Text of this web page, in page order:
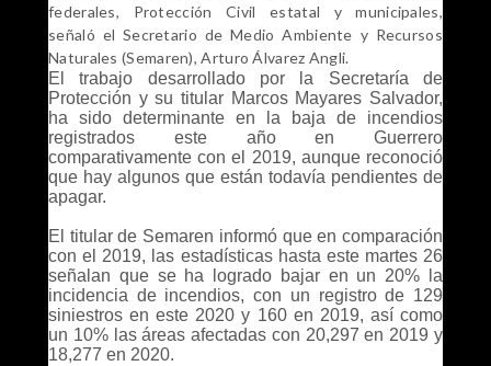
federales, Protección Civil estatal y municipales,
señaló el Secretario de Medio Ambiente y Recursos
Naturales (Semaren), Arturo Álvarez Angli.
El trabajo desarrollado por la Secretaría de
Protección y su titular Marcos Mayares Salvador,
ha sido determinante en la baja de incendios
registrados este año en Guerrero
comparativamente con el 2019, aunque reconoció
que hay algunos que están todavía pendientes de
apagar.
El titular de Semaren informó que en comparación
con el 2019, las estadísticas hasta este martes 26
señalan que se ha logrado bajar en un 20% la
incidencia de incendios, con un registro de 129
siniestros en este 2020 y 160 en 2019, así como
un 10% las áreas afectadas con 20,297 en 2019 y
18,277 en 2020.